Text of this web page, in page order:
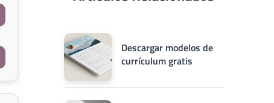
Descargar modelos de
currículum gratis